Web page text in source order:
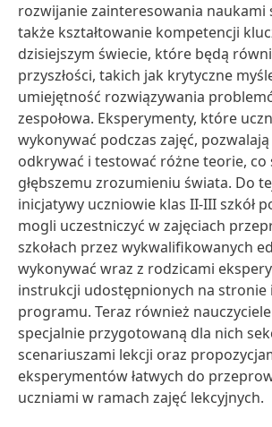
rozwijanie zainteresowania naukami
także kształtowanie kompetencji
dzisiejszym świecie, które będą
przyszłości, takich jak krytyczne
umiejętność rozwiązywania
zespołowa. Eksperymenty, które
wykonywać podczas zajęć,
odkrywać i testować różne teorie, co
głębszemu zrozumieniu świata. Do
inicjatywy uczniowie klas II-III szkół
mogli uczestniczyć w zajęciach
szkołach przez wykwalifikowanych
wykonywać wraz z rodzicami
instrukcji udostępnionych na
programu. Teraz również
specjalnie przygotowaną dla nich
scenariuszami lekcji oraz
eksperymentów łatwych do
uczniami w ramach zajęć lekcyjnych.